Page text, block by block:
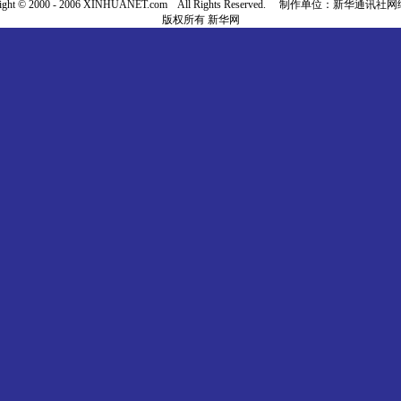
© 2000 - 2006 XINHUANET.com All Rights Reserved. 制作单位：新华通讯社网
版权所有 新华网